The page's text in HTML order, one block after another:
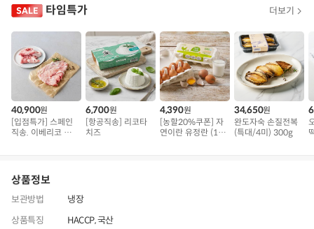
타임특가 더보기
40,900원
[입점특가] 스페인
직송. 이베리코 삼
6,700원
[항공직송] 리코타
치즈
4,390원
[농할20%쿠폰] 자
연이란 유정란 (10
34,650원
완도자숙 손질전복
(특대/4미) 300g
상품정보
보관방법
냉장
상품특징
HACCP, 국산